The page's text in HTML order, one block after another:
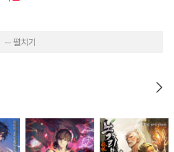
··· 펼치기